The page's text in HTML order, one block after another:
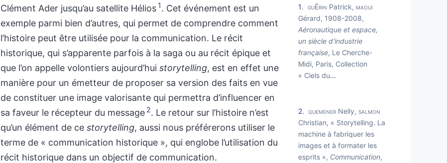
Clément Ader jusqu’au satellite Hélios 1. Cet événement est un
exemple parmi bien d’autres, qui permet de comprendre comment
l’histoire peut être utilisée pour la communication. Le récit
historique, qui s’apparente parfois à la saga ou au récit épique et
que l’on appelle volontiers aujourd’hui storytelling, est en effet une
manière pour un émetteur de proposer sa version des faits en vue
de constituer une image valorisante qui permettra d’influencer en
sa faveur le récepteur du message 2. Le retour sur l’histoire n’est
qu’un élément de ce storytelling, aussi nous préférerons utiliser le
terme de « communication historique », qui englobe l’utilisation du
récit historique dans un objectif de communication.
1 guÉrin Patrick, maoui
Gérard, 1908-2008,
Aéronautique et espace,
un siècle d'industrie
française, Le Cherche-
Midi, Paris, Collection
« Ciels du…
2 quemener Nelly, salmon
Christian, « Storytelling. La
machine à fabriquer les
images et à formater les
esprits », Communication,